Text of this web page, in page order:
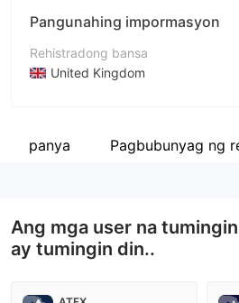
Pangunahing impormasyon
Rehistradong bansa
United Kingdom
Kumpanya
Pagbubunyag ng
Ang mga user na
ay tumingin din..